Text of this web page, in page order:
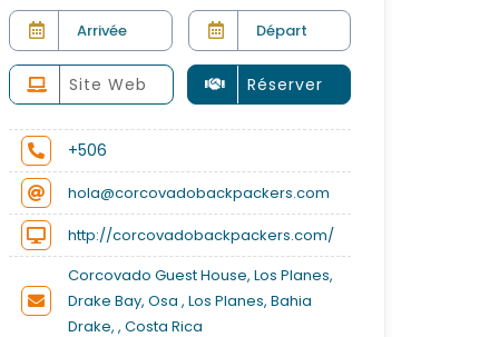
Site Web Réserver
+506
hola@corcovadobackpackers.com
http://corcovadobackpackers.com/
Corcovado Guest House, Los Planes,
Drake Bay, Osa , Los Planes, Bahia
Drake, , Costa Rica